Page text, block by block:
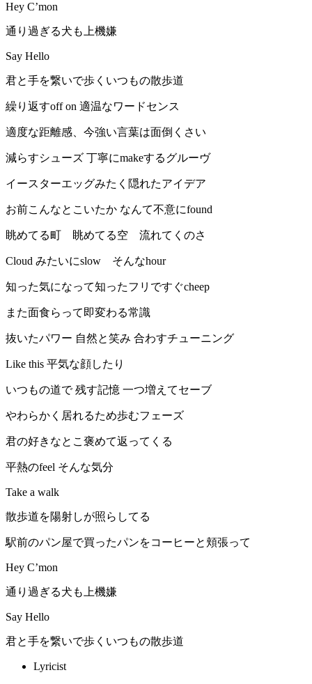
Hey C’mon
通り過ぎる犬も上機嫌
Say Hello
君と手を繋いで歩くいつもの散歩道
繰り返すoff on 適温なワードセンス
適度な距離感、今強い言葉は面倒くさい
減らすシューズ 丁寧にmakeするグルーヴ
イースターエッグみたく隠れたアイデア
お前こんなとこいたか なんて不意にfound
眺めてる町 眺めてる空 流れてくのさ
Cloud みたいにslow そんなhour
知った気になって知ったフリですぐcheep
また面食らって即変わる常識
抜いたパワー 自然と笑み 合わすチューニング
Like this 平気な顔したり
いつもの道で 残す記憶 一つ増えてセーブ
やわらかく居れるため歩むフェーズ
君の好きなとこ褒めて返ってくる
平熱のfeel そんな気分
Take a walk
散歩道を陽射しが照らしてる
駅前のパン屋で買ったパンをコーヒーと頬張って
Hey C’mon
通り過ぎる犬も上機嫌
Say Hello
君と手を繋いで歩くいつもの散歩道
Lyricist